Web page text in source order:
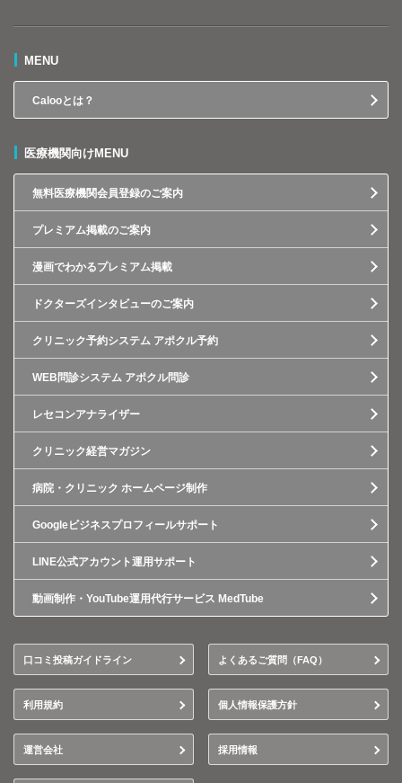
MENU
Calooとは？
医療機関向けMENU
無料医療機関会員登録のご案内
プレミアム掲載のご案内
漫画でわかるプレミアム掲載
ドクターズインタビューのご案内
クリニック予約システム アポクル予約
WEB問診システム アポクル問診
レセコンアナライザー
クリニック経営マガジン
病院・クリニック ホームページ制作
Googleビジネスプロフィールサポート
LINE公式アカウント運用サポート
動画制作・YouTube運用代行サービス MedTube
口コミ投稿ガイドライン よくあるご質問（FAQ）
利用規約 個人情報保護方針
運営会社 採用情報